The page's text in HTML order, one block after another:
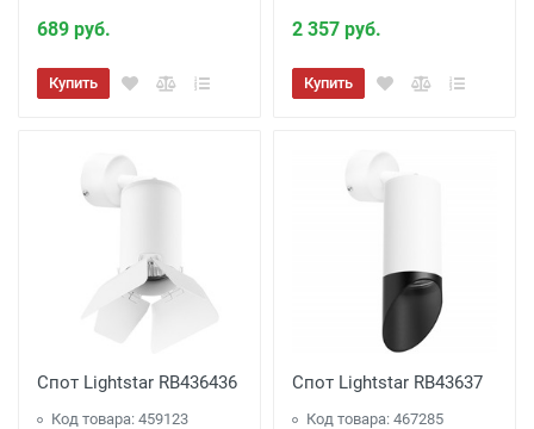
689 руб.
Купить
2 357 руб.
Купить
Спот Lightstar RB436436
Код товара: 459123
Спот Lightstar RB43637
Код товара: 467285